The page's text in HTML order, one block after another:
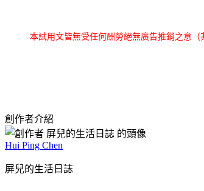
本試用文皆無受任何酬勞絕無廣告推銷之意
創作者介紹
Hui Ping Chen
屏兒的生活日誌